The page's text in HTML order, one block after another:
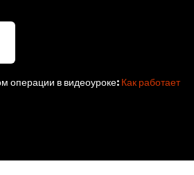
операции в видеоуроке: Как работает